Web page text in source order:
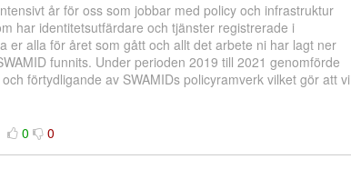
år för oss som jobbar med policy och infrastruktur
har identitetsutfärdare och tjänster registrerade i
er alla för året som gått och allt det arbete ni har lagt ner
funnits. Under perioden 2019 till 2021 genomförde
förtydligande av SWAMIDs policyramverk vilket gör att vi
0 0